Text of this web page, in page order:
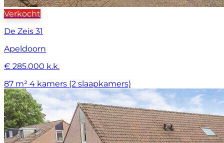
Verkocht
De Zeis 31
Apeldoorn
€ 285.000 k.k.
87 m² 4 kamers (2 slaapkamers)